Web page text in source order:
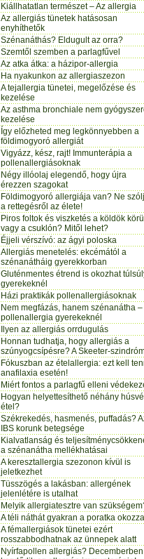
Kiállhatatlan természet – Az allergia
Az allergiás tünetek hatásosan
enyhíthetők
Szénanáthás? Eldugult az orra?
Szemtől szemben a parlagfűvel
Az atka átka: a házipor-allergia
Ha nyakunkon az allergiaszezon
A tejallergia tünetei, megelőzése és
kezelése
Az asthma bronchiale nem
kezelése
Így előzheted meg legkönnyebben a
földimogyoró allergiát
Vigyázz, kész, rajt! Immunterápia a
pollenallergiásoknak
Négy illóolaj elegendő, hogy újra
érezzen szagokat
Földimogyoró allergiája van? Ne
a rettegésről az élete!
Piros foltok és viszketés a köldök körül
vagy a csuklón? Mitől lehet?
Éjjeli vérszívó: az ágyi poloska
Allergiás menetelés: ekcémától a
szénanátháig gyerekkorban
Gluténmentes étrend is okozhat
gyerekeknél
Házi praktikák pollenallergiásoknak
Nem megfázás, hanem szénanátha –
pollenallergia gyerekeknél
Ilyen az allergiás orrdugulás
Honnan tudhatja, hogy allergiás a
szúnyogcsípésre? A Skeeter-
Fókuszban az ételallergia: ezt kell
anafilaxia esetén!
Miért fontos a parlagfű elleni
Hogyan helyettesíthető néhány
étel?
Székrekedés, hasmenés, puffadás?
IBS korunk betegsége
Kialvatlanság és
a szénanátha mellékhatásai
A keresztallergia szezonon kívül is
jeletkezhet
Tüsszögés a lakásban: allergének
jelenlétére is utalhat
Melyik allergiatesztre van
A téli náthát gyakran a poratka okozza
A fémallergiások tünetei ezért
rosszabbodhatnak az ünnepek alatt
Nyírfapollen allergiás? Decemberben